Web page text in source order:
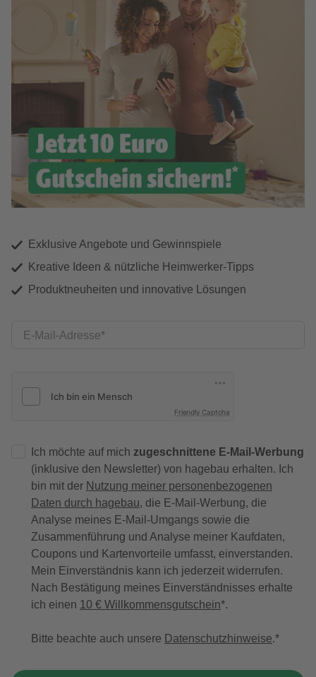
Exklusive Angebote und Gewinnspiele
Kreative Ideen & nützliche Heimwerker-Tipps
Produktneuheiten und innovative Lösungen
E-Mail-Adresse
Friendly Captcha
Ich möchte auf mich zugeschnittene E-Mail-Werbung
(inklusive den Newsletter) von hagebau erhalten. Ich
bin mit der Nutzung meiner personenbezogenen
Daten durch hagebau, die E-Mail-Werbung, die
Analyse meines E-Mail-Umgangs sowie die
Zusammenführung und Analyse meiner Kaufdaten,
Coupons und Kartenvorteile umfasst, einverstanden.
Mein Einverständnis kann ich jederzeit widerrufen.
Nach Bestätigung meines Einverständnisses erhalte
ich einen 10 € Willkommensgutschein*.
Bitte beachte auch unsere Datenschutzhinweise.